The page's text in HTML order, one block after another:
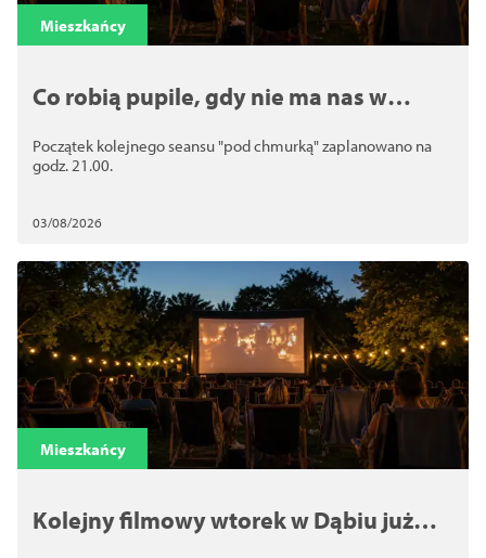
Mieszkańcy
Co robią pupile, gdy nie ma nas w
Plenerowym w Dąbiu!
Początek kolejnego seansu "pod chmurką" zaplanowano na
godz. 21.00.
03/08/2026
Mieszkańcy
Kolejny filmowy wtorek w Dąbiu już